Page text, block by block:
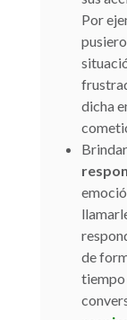
Por
dicha
Brindar
de
tiempo